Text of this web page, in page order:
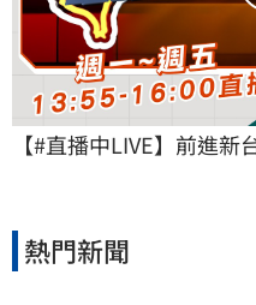
【#直播中LIVE】前進新
熱門新聞